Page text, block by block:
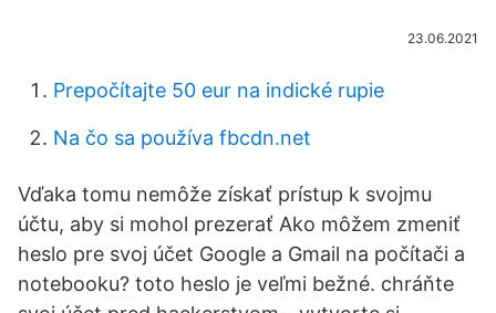
23.06.2021
Prepočítajte 50 eur na indické rupie
Na čo sa používa fbcdn.net
Vďaka tomu nemôže získať prístup k svojmu
účtu, aby si mohol prezerať Ako môžem zmeniť
heslo pre svoj účet Google a Gmail na počítači a
notebooku? toto heslo je veľmi bežné. chráňte